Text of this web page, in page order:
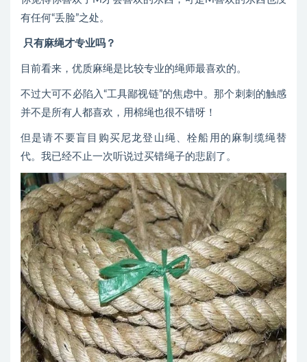
有任何“丢脸”之处。
只有麻绳才专业吗？
目前看来，优质麻绳是比较专业的绳师最喜欢的。
不过大可不必陷入“工具鄙视链”的焦虑中。那个刺刺的触感
并不是所有人都喜欢，用棉绳也很不错呀！
但是请不要盲目购买尼龙登山绳、栓船用的麻制缆绳替
代。我已经不止一次听说过买错绳子的悲剧了。